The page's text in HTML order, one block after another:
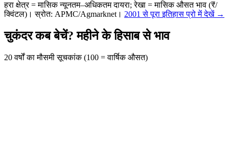
हरा क्षेत्र = मासिक न्यूनतम–अधिकतम दायरा; रेखा = मासिक औसत भाव (₹/
क्विंटल)। स्रोत: APMC/Agmarknet। 2001 से पूरा इतिहास प्रो में देखें →
चुकंदर कब बेचें? महीने के हिसाब से भाव
20 वर्षों का मौसमी सूचकांक (100 = वार्षिक औसत)